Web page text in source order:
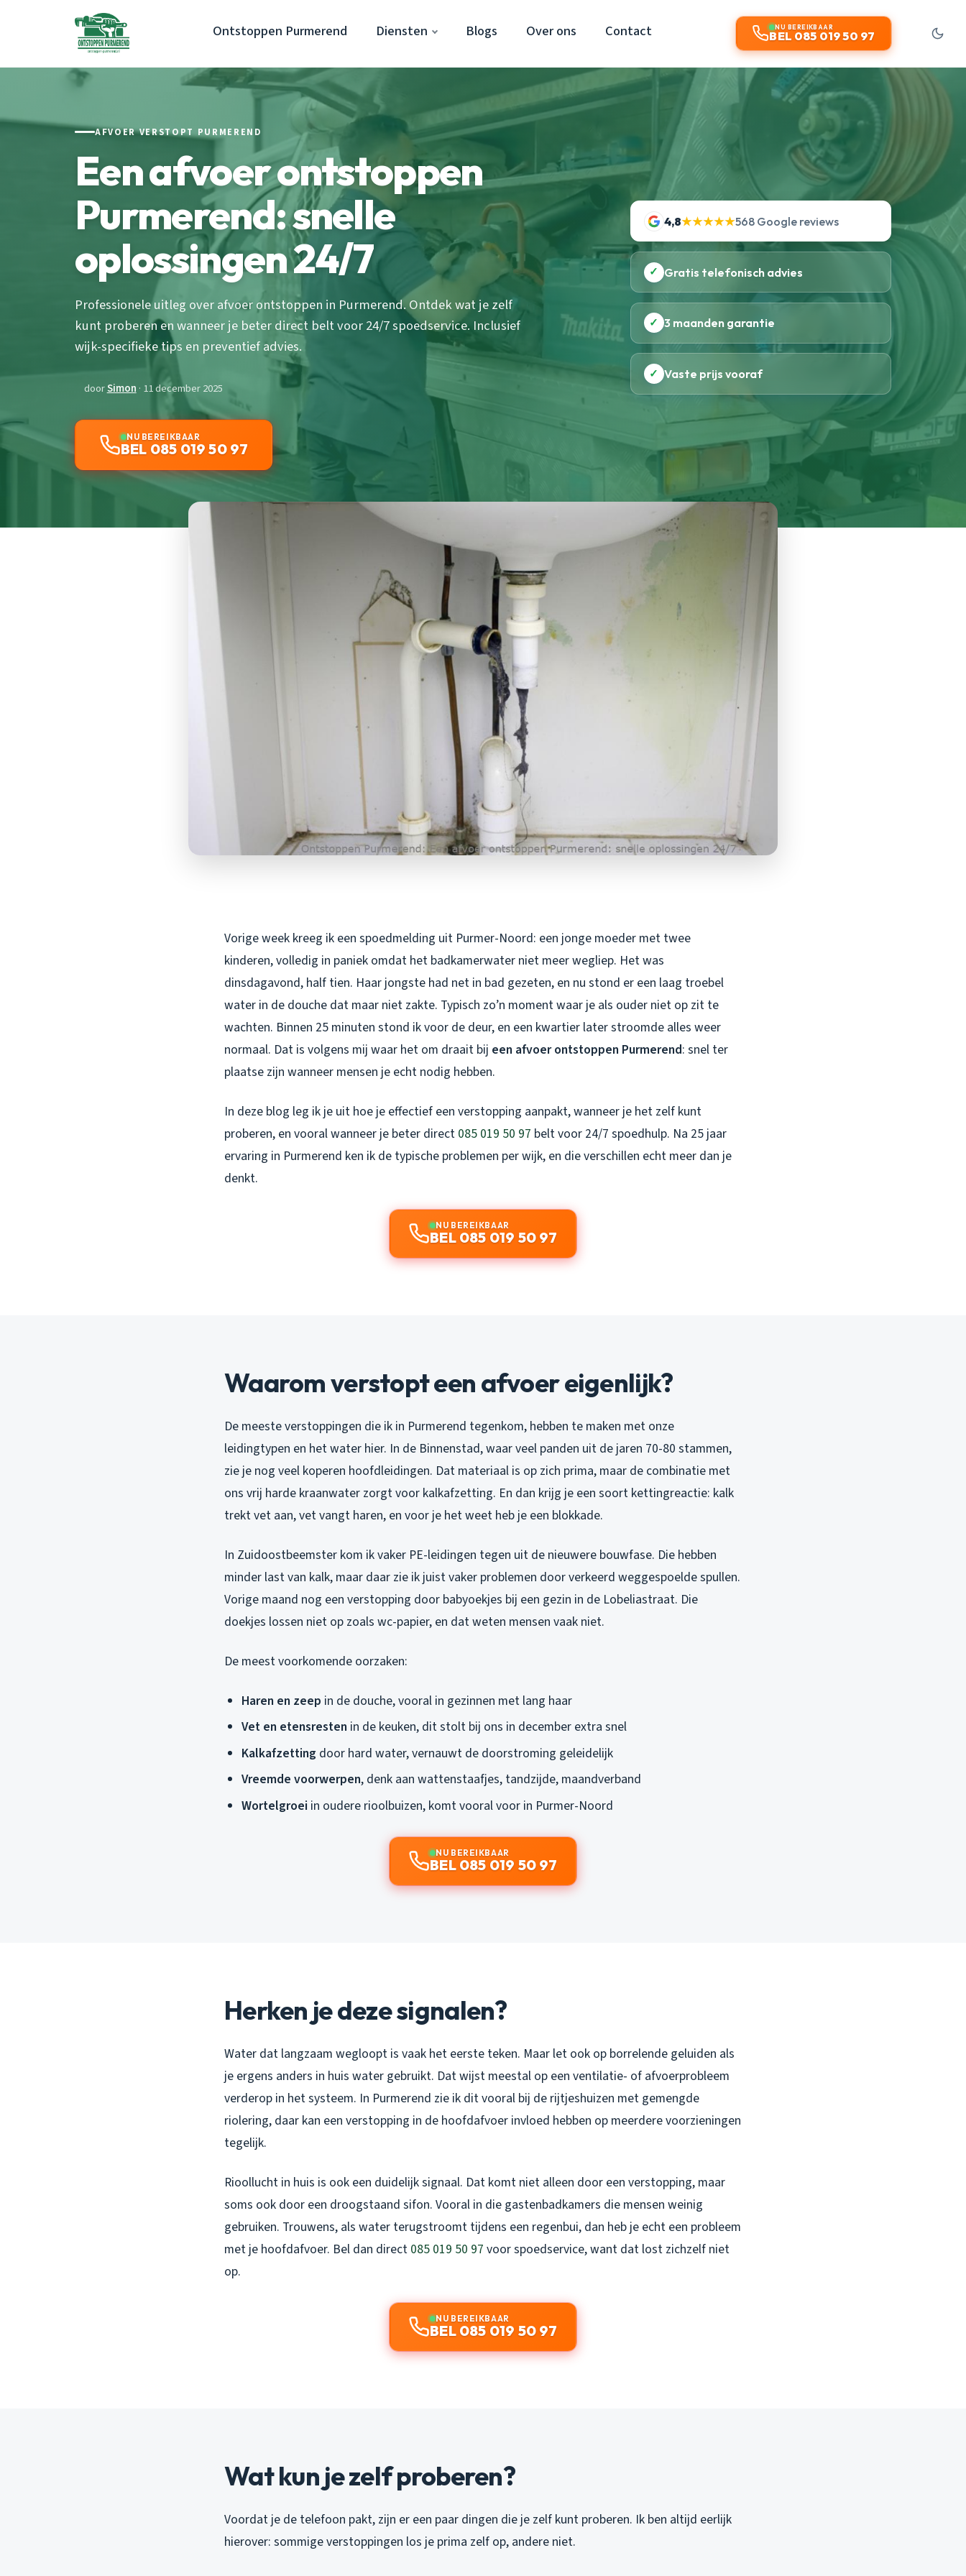
Ontstoppen Purmerend Diensten Blogs Over ons Contact NU BEREIKBAAR
BEL 085 019 50 97
AFVOER VERSTOPT PURMEREND
Een afvoer ontstoppen
Purmerend: snelle
oplossingen 24/7
Professionele uitleg over afvoer ontstoppen in Purmerend. Ontdek wat je zelf
kunt proberen en wanneer je beter direct belt voor 24/7 spoedservice. Inclusief
wijk-specifieke tips en preventief advies.
doorSimon · 11 december 2025
NU BEREIKBAAR
BEL 085 019 50 97
4,8★★★★★568 Google reviews
✓ Gratis telefonisch advies
✓ 3 maanden garantie
✓ Vaste prijs vooraf
Vorige week kreeg ik een spoedmelding uit Purmer-Noord: een jonge moeder met twee
kinderen, volledig in paniek omdat het badkamerwater niet meer wegliep. Het was
dinsdagavond, half tien. Haar jongste had net in bad gezeten, en nu stond er een laag troebel
water in de douche dat maar niet zakte. Typisch zo’n moment waar je als ouder niet op zit te
wachten. Binnen 25 minuten stond ik voor de deur, en een kwartier later stroomde alles weer
normaal. Dat is volgens mij waar het om draait bij een afvoer ontstoppen Purmerend: snel ter
plaatse zijn wanneer mensen je echt nodig hebben.
In deze blog leg ik je uit hoe je effectief een verstopping aanpakt, wanneer je het zelf kunt
proberen, en vooral wanneer je beter direct 085 019 50 97 belt voor 24/7 spoedhulp. Na 25 jaar
ervaring in Purmerend ken ik de typische problemen per wijk, en die verschillen echt meer dan je
denkt.
NU BEREIKBAAR
BEL 085 019 50 97
Waarom verstopt een afvoer eigenlijk?
De meeste verstoppingen die ik in Purmerend tegenkom, hebben te maken met onze
leidingtypen en het water hier. In de Binnenstad, waar veel panden uit de jaren 70-80 stammen,
zie je nog veel koperen hoofdleidingen. Dat materiaal is op zich prima, maar de combinatie met
ons vrij harde kraanwater zorgt voor kalkafzetting. En dan krijg je een soort kettingreactie: kalk
trekt vet aan, vet vangt haren, en voor je het weet heb je een blokkade.
In Zuidoostbeemster kom ik vaker PE-leidingen tegen uit de nieuwere bouwfase. Die hebben
minder last van kalk, maar daar zie ik juist vaker problemen door verkeerd weggespoelde spullen.
Vorige maand nog een verstopping door babyoekjes bij een gezin in de Lobeliastraat. Die
doekjes lossen niet op zoals wc-papier, en dat weten mensen vaak niet.
De meest voorkomende oorzaken:
Haren en zeep in de douche, vooral in gezinnen met lang haar
Vet en etensresten in de keuken, dit stolt bij ons in december extra snel
Kalkafzetting door hard water, vernauwt de doorstroming geleidelijk
Vreemde voorwerpen, denk aan wattenstaafjes, tandzijde, maandverband
Wortelgroei in oudere rioolbuizen, komt vooral voor in Purmer-Noord
NU BEREIKBAAR
BEL 085 019 50 97
Herken je deze signalen?
Water dat langzaam wegloopt is vaak het eerste teken. Maar let ook op borrelende geluiden als
je ergens anders in huis water gebruikt. Dat wijst meestal op een ventilatie- of afvoerprobleem
verderop in het systeem. In Purmerend zie ik dit vooral bij de rijtjeshuizen met gemengde
riolering, daar kan een verstopping in de hoofdafvoer invloed hebben op meerdere voorzieningen
tegelijk.
Rioollucht in huis is ook een duidelijk signaal. Dat komt niet alleen door een verstopping, maar
soms ook door een droogstaand sifon. Vooral in die gastenbadkamers die mensen weinig
gebruiken. Trouwens, als water terugstroomt tijdens een regenbui, dan heb je echt een probleem
met je hoofdafvoer. Bel dan direct 085 019 50 97 voor spoedservice, want dat lost zichzelf niet
op.
NU BEREIKBAAR
BEL 085 019 50 97
Wat kun je zelf proberen?
Voordat je de telefoon pakt, zijn er een paar dingen die je zelf kunt proberen. Ik ben altijd eerlijk
hierover: sommige verstoppingen los je prima zelf op, andere niet.